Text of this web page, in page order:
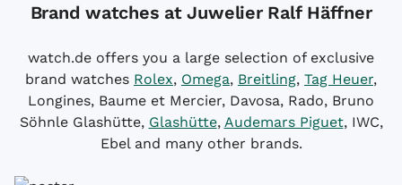
Brand watches at Juwelier Ralf Häffner
watch.de offers you a large selection of exclusive
brand watches Rolex, Omega, Breitling, Tag Heuer,
Longines, Baume et Mercier, Davosa, Rado, Bruno
Söhnle Glashütte, Glashütte, Audemars Piguet, IWC,
Ebel and many other brands.